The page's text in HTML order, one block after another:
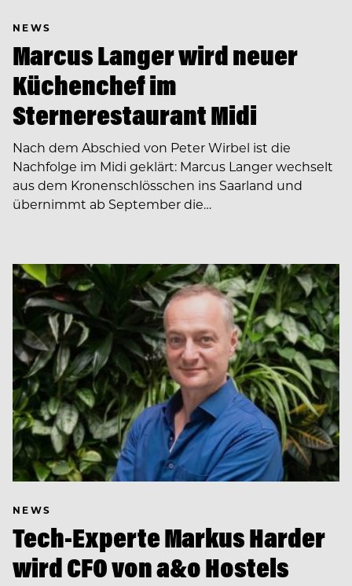
NEWS
Marcus Langer wird neuer
Küchenchef im
Sternerestaurant Midi
Nach dem Abschied von Peter Wirbel ist die
Nachfolge im Midi geklärt: Marcus Langer wechselt
aus dem Kronenschlösschen ins Saarland und
übernimmt ab September die…
NEWS
Tech-Experte Markus Harder
wird CFO von a&o Hostels